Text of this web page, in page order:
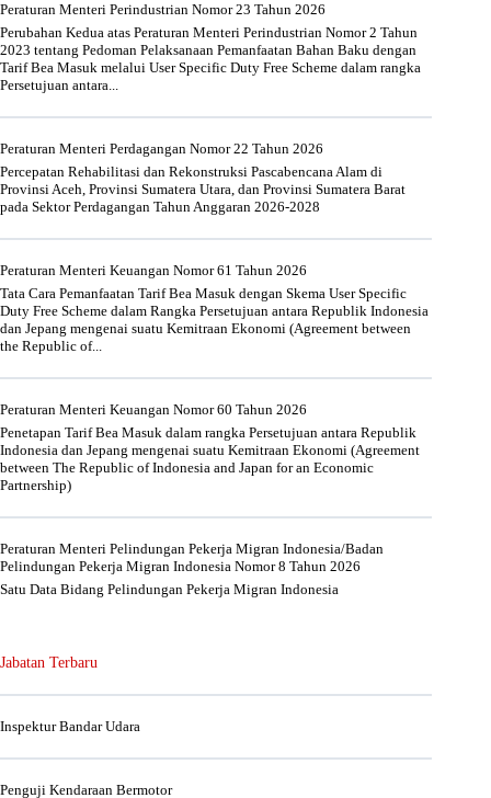
Peraturan Menteri Perindustrian Nomor 23 Tahun 2026
Perubahan Kedua atas Peraturan Menteri Perindustrian Nomor 2 Tahun
2023 tentang Pedoman Pelaksanaan Pemanfaatan Bahan Baku dengan
Tarif Bea Masuk melalui User Specific Duty Free Scheme dalam rangka
Persetujuan antara...
Peraturan Menteri Perdagangan Nomor 22 Tahun 2026
Percepatan Rehabilitasi dan Rekonstruksi Pascabencana Alam di
Provinsi Aceh, Provinsi Sumatera Utara, dan Provinsi Sumatera Barat
pada Sektor Perdagangan Tahun Anggaran 2026-2028
Peraturan Menteri Keuangan Nomor 61 Tahun 2026
Tata Cara Pemanfaatan Tarif Bea Masuk dengan Skema User Specific
Duty Free Scheme dalam Rangka Persetujuan antara Republik Indonesia
dan Jepang mengenai suatu Kemitraan Ekonomi (Agreement between
the Republic of...
Peraturan Menteri Keuangan Nomor 60 Tahun 2026
Penetapan Tarif Bea Masuk dalam rangka Persetujuan antara Republik
Indonesia dan Jepang mengenai suatu Kemitraan Ekonomi (Agreement
between The Republic of Indonesia and Japan for an Economic
Partnership)
Peraturan Menteri Pelindungan Pekerja Migran Indonesia/Badan
Pelindungan Pekerja Migran Indonesia Nomor 8 Tahun 2026
Satu Data Bidang Pelindungan Pekerja Migran Indonesia
Jabatan Terbaru
Inspektur Bandar Udara
Penguji Kendaraan Bermotor